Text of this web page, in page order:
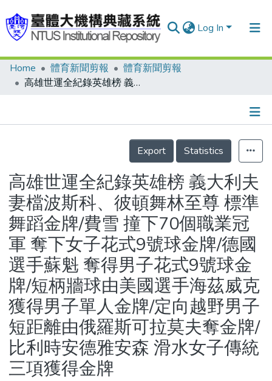
Log In
Communities & Collections
Statistics
Home 體育新聞剪報
體育新聞剪報
高雄世運全紀錄英雄榜 義大利夫妻檔波斯科、彼頓舞林至尊 標準舞蹈金牌/費雪 撞下70個職業冠軍 奪下女子花式9號球金牌/德國選手蘇魁 奪得男子花式9號球金牌/短柄牆球由美國選手海茲威克獲得男子單人金牌/定向越野男子短距離由俄羅斯可拉莫夫奪金牌/比利時安德雅安森 滑水女子傳統三項獲得金牌
Details
Export
Statistics
高雄世運全紀錄英雄榜 義大利夫
妻檔波斯科、彼頓舞林至尊 標準
舞蹈金牌/費雪 撞下70個職業冠
軍 奪下女子花式9號球金牌/德國
選手蘇魁 奪得男子花式9號球金
牌/短柄牆球由美國選手海茲威克
獲得男子單人金牌/定向越野男子
短距離由俄羅斯可拉莫夫奪金牌/
比利時安德雅安森 滑水女子傳統
三項獲得金牌